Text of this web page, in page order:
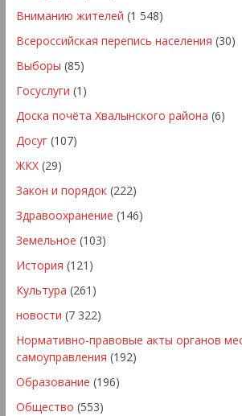
Вниманию жителей (1 548)
Всероссийская перепись населения (30)
Выборы (85)
Госуслуги (1)
Доска почёта Хвалынского района (6)
Досуг(107)
ЖКХ(29)
Закон и порядок(222)
Здравоохранение (146)
Земельное (103)
История (121)
Культура (261)
новости (7 322)
Нормативно-правовые акты органов
самоуправления (192)
Образование (196)
Общество (553)